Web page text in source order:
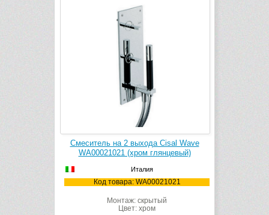
Смеситель на 2 выхода Cisal Wave
WA00021021 (хром глянцевый)
Италия
Код товара: WA00021021
Монтаж: скрытый
Цвет: хром